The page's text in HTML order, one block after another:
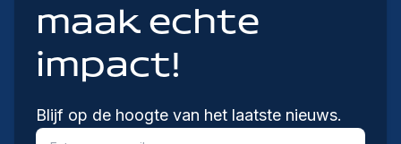
maak echte
impact!
Blijf op de hoogte van het laatste nieuws.